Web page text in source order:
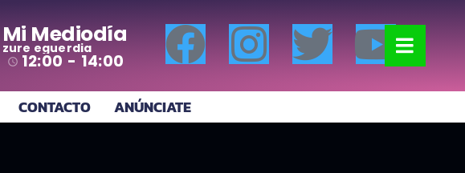
Mi Mediodía
zure eguerdia
access_time 12:00 - 14:00
CONTACTO ANÚNCIATE